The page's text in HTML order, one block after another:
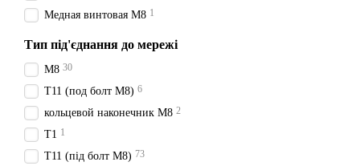
Медная винтовая М8 1
Тип під'єднання до мережі
М8 30
T11 (под болт М8) 6
кольцевой наконечник М8 2
T1 1
T11 (під болт М8) 73